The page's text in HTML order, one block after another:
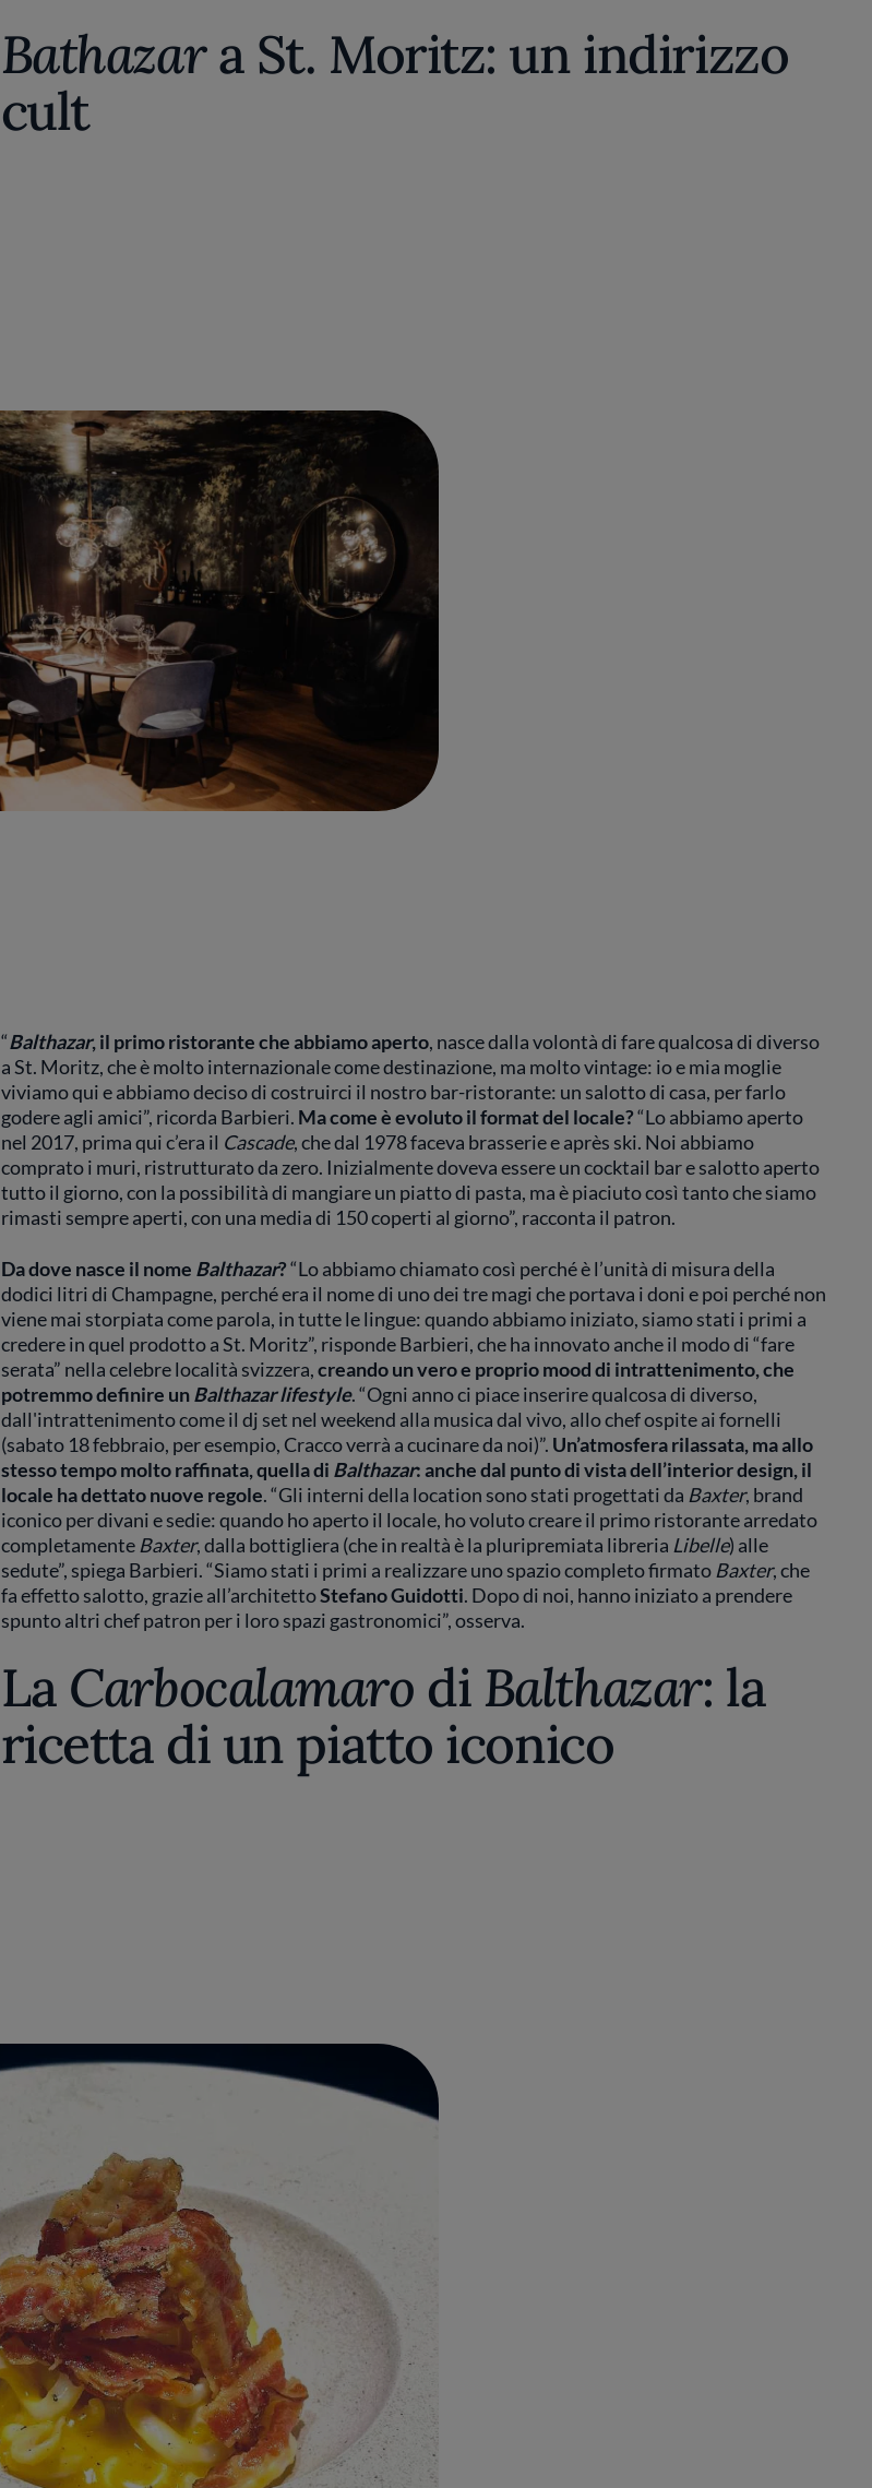
Bathazara St. Moritz: un indirizzo
cult
“Balthazar, il primo ristorante che abbiamo aperto, nasce dalla volontà di fare qualcosa di diverso
a St. Moritz, che è molto internazionale come destinazione, ma molto vintage: io e mia moglie
viviamo qui e abbiamo deciso di costruirci il nostro bar-ristorante: un salotto di casa, per farlo
godere agli amici”, ricorda Barbieri. Ma come è evoluto il format del locale?“Lo abbiamo aperto
nel 2017, prima qui c’era il Cascade, che dal 1978 faceva brasserie e après ski. Noi abbiamo
comprato i muri, ristrutturato da zero. Inizialmente doveva essere un cocktail bar e salotto aperto
tutto il giorno, con la possibilità di mangiare un piatto di pasta, ma è piaciuto così tanto che siamo
rimasti sempre aperti, con una media di 150 coperti al giorno”, racconta il patron.
Da dove nasce il nome Balthazar?“Lo abbiamo chiamato così perché è l’unità di misura della
dodici litri di Champagne, perché era il nome di uno dei tre magi che portava i doni e poi perché non
viene mai storpiata come parola, in tutte le lingue: quando abbiamo iniziato, siamo stati i primi a
credere in quel prodotto a St. Moritz”, risponde Barbieri, che ha innovato anche il modo di “fare
serata” nella celebre località svizzera,creando un vero e proprio mood di intrattenimento, che
potremmo definire unBalthazar lifestyle. “Ogni anno ci piace inserire qualcosa di diverso,
dall'intrattenimento come il dj set nel weekend alla musica dal vivo, allo chef ospite ai fornelli
(sabato 18 febbraio, per esempio, Cracco verrà a cucinare da noi)”. Un’atmosfera rilassata, ma allo
stesso tempo molto raffinata, quella di Balthazar: anche dal punto di vista dell’interior design, il
locale ha dettato nuove regole. “Gli interni della location sono stati progettati da Baxter, brand
iconico per divani e sedie: quando ho aperto il locale, ho voluto creare il primo ristorante arredato
completamente Baxter, dalla bottigliera (che in realtà è la pluripremiata libreria Libelle) alle
sedute”, spiega Barbieri. “Siamo stati i primi a realizzare uno spazio completo firmato Baxter, che
fa effetto salotto, grazie all’architettoStefano Guidotti. Dopo di noi, hanno iniziato a prendere
spunto altri chef patron per i loro spazi gastronomici”, osserva.
La Carbocalamaro di Balthazar: la
ricetta di un piatto iconico